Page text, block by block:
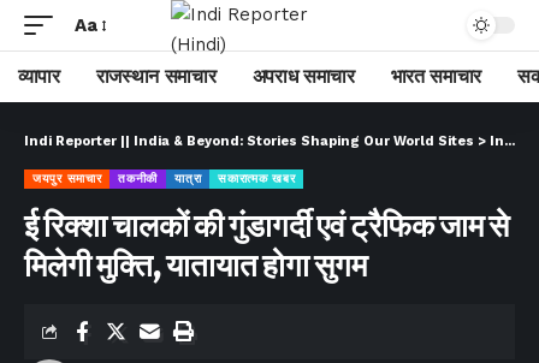
Aa
व्यापार राजस्थान समाचार अपराध समाचार भारत समाचार
Indi Reporter || India & Beyond: Stories Shaping Our World Sites > Indi Reporter (Hindi)
जयपुर समाचार तकनीकी यात्रा सकारात्मक खबर
ई रिक्शा चालकों की गुंडागर्दी एवं ट्रैफिक जाम से
मिलेगी मुक्ति, यातायात होगा सुगम